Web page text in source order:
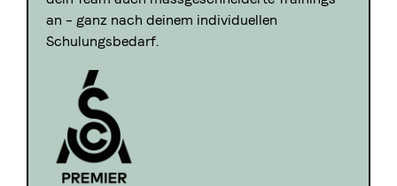
an – ganz nach deinem individuellen
Schulungsbedarf.